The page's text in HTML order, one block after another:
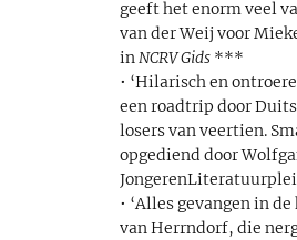
geeft het enorm veel
van der Weij voor
inNCRV Gids ***
• ‘Hilarisch en
een roadtrip door
losers van veertien.
opgediend door
• ‘Alles gevangen in
van Herrndorf, die